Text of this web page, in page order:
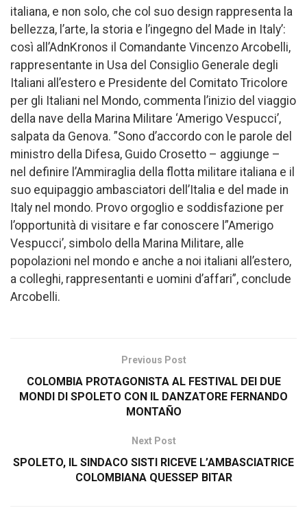
italiana, e non solo, che col suo design rappresenta la
bellezza, l’arte, la storia e l’ingegno del Made in Italy’:
così all’AdnKronos il Comandante Vincenzo Arcobelli,
rappresentante in Usa del Consiglio Generale degli
Italiani all’estero e Presidente del Comitato Tricolore
per gli Italiani nel Mondo, commenta l’inizio del viaggio
della nave della Marina Militare ‘Amerigo Vespucci’,
salpata da Genova. ”Sono d’accordo con le parole del
ministro della Difesa, Guido Crosetto – aggiunge –
nel definire l’Ammiraglia della flotta militare italiana e il
suo equipaggio ambasciatori dell’Italia e del made in
Italy nel mondo. Provo orgoglio e soddisfazione per
l’opportunità di visitare e far conoscere l”Amerigo
Vespucci’, simbolo della Marina Militare, alle
popolazioni nel mondo e anche a noi italiani all’estero,
a colleghi, rappresentanti e uomini d’affari”, conclude
Arcobelli.
Previous Post
COLOMBIA PROTAGONISTA AL FESTIVAL DEI DUE
MONDI DI SPOLETO CON IL DANZATORE FERNANDO
MONTAÑO
Next Post
SPOLETO, IL SINDACO SISTI RICEVE L’AMBASCIATRICE
COLOMBIANA QUESSEP BITAR